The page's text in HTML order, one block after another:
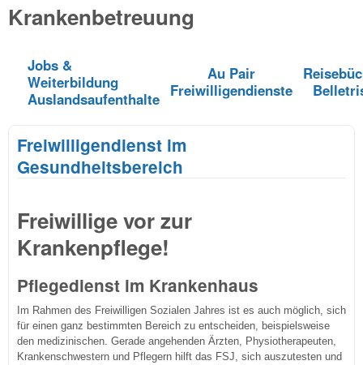
Krankenbetreuung
Jobs &
Weiterbildung
Auslandsaufenthalte
Au Pair
Freiwilligendienste
Freiwilligendienst im
Gesundheitsbereich
Freiwillige vor zur
Krankenpflege!
Pflegedienst im Krankenhaus
Im Rahmen des Freiwilligen Sozialen Jahres ist es auch möglich, sich
für einen ganz bestimmten Bereich zu entscheiden, beispielsweise
den medizinischen. Gerade angehenden Ärzten, Physiotherapeuten,
Krankenschwestern und Pflegern hilft das FSJ, sich auszutesten und